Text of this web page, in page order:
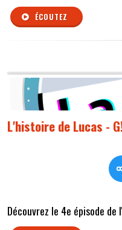
ÉCOUTEZ
L'histoire de Lucas -
Découvrez le 4e épisode